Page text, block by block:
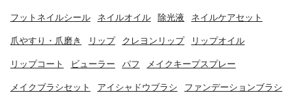
フットネイルシール ネイルオイル 除光液 ネイルケアセット
爪やすり・爪磨き リップ クレヨンリップ リップオイル
リップコート ビューラー パフ メイクキープスプレー
メイクブラシセット アイシャドウブラシ ファンデーションブラシ